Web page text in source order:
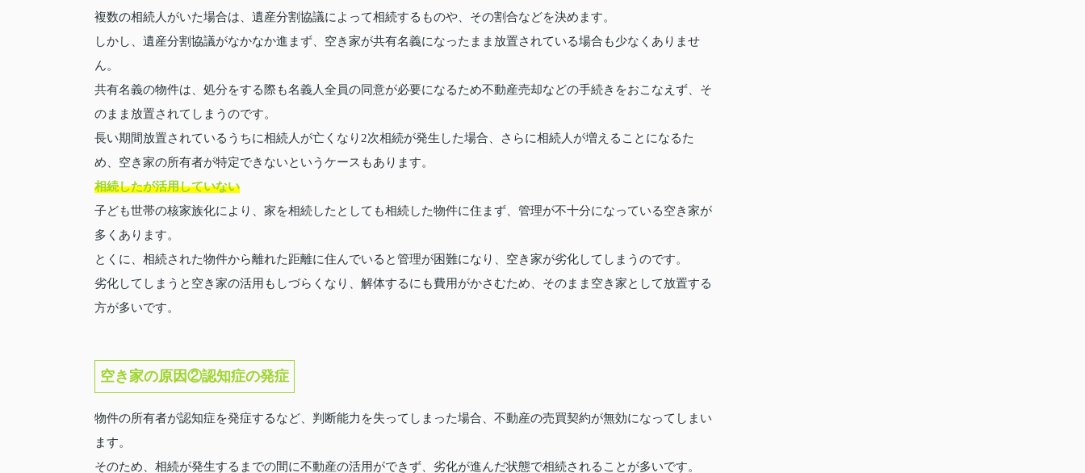
複数の相続人がいた場合は、遺産分割協議によって相続するものや、その割合などを決めます。
しかし、遺産分割協議がなかなか進まず、空き家が共有名義になったまま放置されている場合も少なくありませ
ん。
共有名義の物件は、処分をする際も名義人全員の同意が必要になるため不動産売却などの手続きをおこなえず、そ
のまま放置されてしまうのです。
長い期間放置されているうちに相続人が亡くなり2次相続が発生した場合、さらに相続人が増えることになるた
め、空き家の所有者が特定できないというケースもあります。
相続したが活用していない
子ども世帯の核家族化により、家を相続したとしても相続した物件に住まず、管理が不十分になっている空き家が
多くあります。
とくに、相続された物件から離れた距離に住んでいると管理が困難になり、空き家が劣化してしまうのです。
劣化してしまうと空き家の活用もしづらくなり、解体するにも費用がかさむため、そのまま空き家として放置する
方が多いです。
空き家の原因②認知症の発症
物件の所有者が認知症を発症するなど、判断能力を失ってしまった場合、不動産の売買契約が無効になってしまい
ます。
そのため、相続が発生するまでの間に不動産の活用ができず、劣化が進んだ状態で相続されることが多いです。